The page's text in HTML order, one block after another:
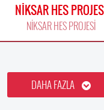
NİKSAR HES
NİKSAR HES PROJESİ
DAHA FAZLA